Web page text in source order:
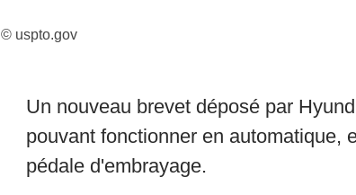
© uspto.gov
Un nouveau brevet déposé par
pouvant fonctionner en automatique,
pédale d'embrayage.